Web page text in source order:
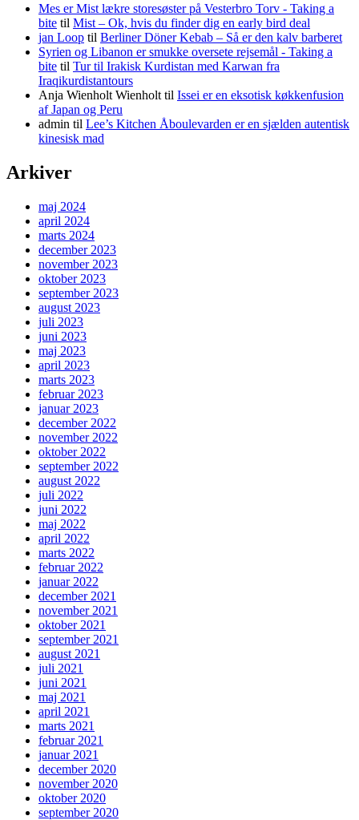
Mes er Mist lækre storesøster på Vesterbro Torv - Taking a
bite til Mist – Ok, hvis du finder dig en early bird deal
jan Loop til Berliner Döner Kebab – Så er den kalv barberet
Syrien og Libanon er smukke oversete rejsemål - Taking a
bite til Tur til Irakisk Kurdistan med Karwan fra
Iraqikurdistantours
Anja Wienholt Wienholt til Issei er en eksotisk køkkenfusion
af Japan og Peru
admin til Lee’s Kitchen Åboulevarden er en sjælden autentisk
kinesisk mad
Arkiver
maj 2024
april 2024
marts 2024
december 2023
november 2023
oktober 2023
september 2023
august 2023
juli 2023
juni 2023
maj 2023
april 2023
marts 2023
februar 2023
januar 2023
december 2022
november 2022
oktober 2022
september 2022
august 2022
juli 2022
juni 2022
maj 2022
april 2022
marts 2022
februar 2022
januar 2022
december 2021
november 2021
oktober 2021
september 2021
august 2021
juli 2021
juni 2021
maj 2021
april 2021
marts 2021
februar 2021
januar 2021
december 2020
november 2020
oktober 2020
september 2020